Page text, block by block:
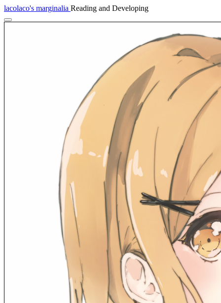
lacolaco's marginalia Reading and Developing